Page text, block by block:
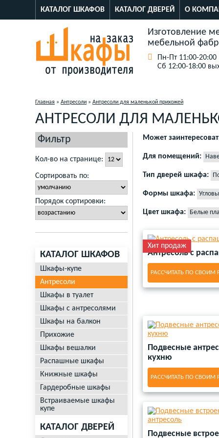
КАТАЛОГ ШКАФОВ КАТАЛОГ ДВЕРЕЙ О
Изготовление
мебельной
Пн-Пт 11:00-20:00
Сб 12:00-18:00
Главная » Антресоли » Антресоли для маленькой прихожей
АНТРЕСОЛИ ДЛЯ
Фильтр
Кол-во на странице:
Сортировать по:
Порядок сортировки:
КАТАЛОГ ШКАФОВ
Шкафы-купе
Антресоли
Шкафы в туалет
Шкафы с антресолями
Шкафы на балкон
Прихожие
Шкафы вешалки
Распашные шкафы
Книжные шкафы
Гардеробные шкафы
Встраиваемые шкафы
купе
КАТАЛОГ ДВЕРЕЙ
Может
Антресоли в комнату с
Антресоли
Корпусные антресоли
Ящики в коридор под
Антресоль 2 створчатая
Антресоль полка
Антресоль комод
Для помещений:
Антресоль над входной
Антресоли в гостиную
Антресоли для
Встроенные антресоли
Подвесные шкафы для
Тип дверей шкафа:
Кухонные шкафы
Встроенные прихожие
Антресоли над дверным
Открытые антресоли на
Потолочные антресоли
Шкафы настенные
Заказать антресоли 2 х
Антресоли со
Формы шкафа:
Антресоли на угловой
Узкие антресоли со
Цвет шкафа: Белые
Антресоли цвет Орех
Хит продаж
Антресоль с
РАССЧИТАТЬ ПО СВОИМ
Подвесные
кухню
РАССЧИТАТЬ ПО СВОИМ
Подвесные